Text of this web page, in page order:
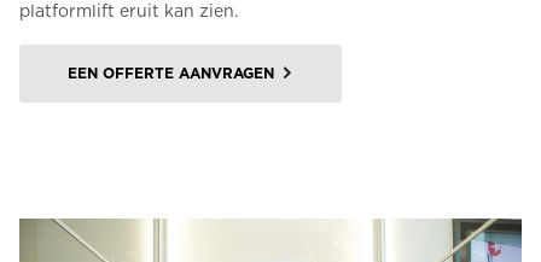
platformlift eruit kan zien.
EEN OFFERTE AANVRAGEN